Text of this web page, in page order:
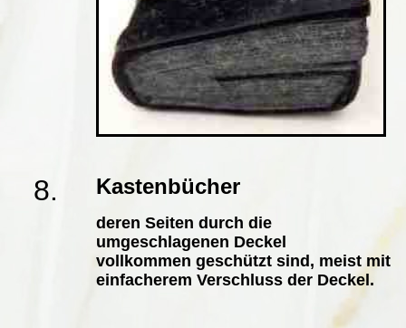
8. Kastenbücher
deren Seiten durch die
umgeschlagenen Deckel
vollkommen geschützt sind, meist mit
einfacherem Verschluss der Deckel.